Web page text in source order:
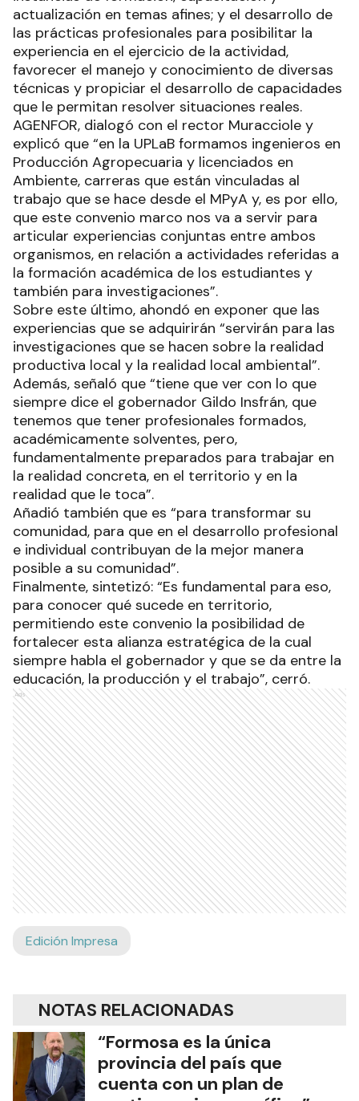
actualización en temas afines; y el desarrollo de
las prácticas profesionales para posibilitar la
experiencia en el ejercicio de la actividad,
favorecer el manejo y conocimiento de diversas
técnicas y propiciar el desarrollo de capacidades
que le permitan resolver situaciones reales.
AGENFOR, dialogó con el rector Muracciole y
explicó que “en la UPLaB formamos ingenieros en
Producción Agropecuaria y licenciados en
Ambiente, carreras que están vinculadas al
trabajo que se hace desde el MPyA y, es por ello,
que este convenio marco nos va a servir para
articular experiencias conjuntas entre ambos
organismos, en relación a actividades referidas a
la formación académica de los estudiantes y
también para investigaciones”.
Sobre este último, ahondó en exponer que las
experiencias que se adquirirán “servirán para las
investigaciones que se hacen sobre la realidad
productiva local y la realidad local ambiental”.
Además, señaló que “tiene que ver con lo que
siempre dice el gobernador Gildo Insfrán, que
tenemos que tener profesionales formados,
académicamente solventes, pero,
fundamentalmente preparados para trabajar en
la realidad concreta, en el territorio y en la
realidad que le toca”.
Añadió también que es “para transformar su
comunidad, para que en el desarrollo profesional
e individual contribuyan de la mejor manera
posible a su comunidad”.
Finalmente, sintetizó: “Es fundamental para eso,
para conocer qué sucede en territorio,
permitiendo este convenio la posibilidad de
fortalecer esta alianza estratégica de la cual
siempre habla el gobernador y que se da entre la
educación, la producción y el trabajo”, cerró.
Ads
Edición Impresa
NOTAS RELACIONADAS
“Formosa es la única
provincia del país que
cuenta con un plan de